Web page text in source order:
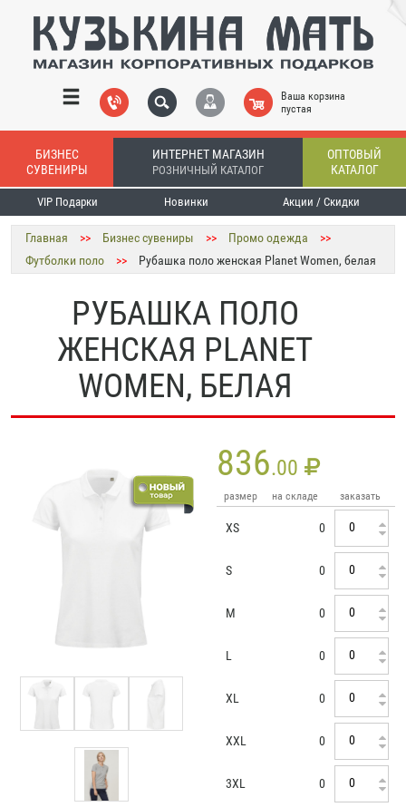
Ваша корзина
пустая
БИЗНЕС
СУВЕНИРЫ
ИНТЕРНЕТ МАГАЗИН
РОЗНИЧНЫЙ КАТАЛОГ
ОПТОВЫЙ
КАТАЛОГ
VIP Подарки Новинки Акции / Скидки
Главная >> Бизнес сувениры >> Промо одежда
>>
Футболки поло
>> Рубашка поло женская Planet Women, белая
РУБАШКА ПОЛО
ЖЕНСКАЯ PLANET
WOMEN, БЕЛАЯ
836.00
размер на складе заказать
XS 0
S 0
M 0
L 0
XL 0
XXL 0
3XL 0